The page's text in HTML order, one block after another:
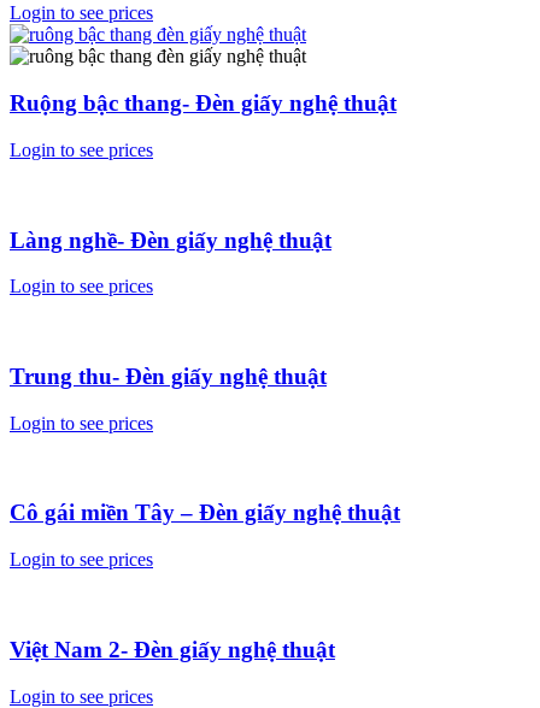
Login to see prices
Ruộng bậc thang- Đèn giấy nghệ thuật
Login to see prices
Làng nghề- Đèn giấy nghệ thuật
Login to see prices
Trung thu- Đèn giấy nghệ thuật
Login to see prices
Cô gái miền Tây – Đèn giấy nghệ thuật
Login to see prices
Việt Nam 2- Đèn giấy nghệ thuật
Login to see prices